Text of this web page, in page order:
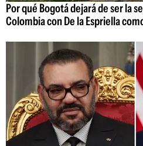
Por qué Bogotá dejará de ser la
Colombia con De la Espriella